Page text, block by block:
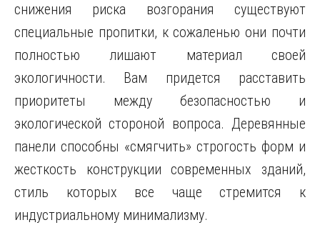
снижения риска возгорания существуют
специальные пропитки, к сожаленью они почти
полностью лишают материал своей
экологичности. Вам придется расставить
приоритеты между безопасностью и
экологической стороной вопроса. Деревянные
панели способны «смягчить» строгость форм и
жесткость конструкции современных зданий,
стиль которых все чаще стремится к
индустриальному минимализму.